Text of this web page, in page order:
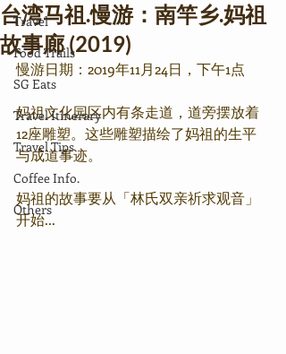
Travel
Food Trails
SG Eats
Travel Itinerary
Travel Tips
Coffee Info.
Others
台湾马祖.慢游：南竿乡.妈祖
故事廊 (2019)
慢游日期：2019年11月24日，下午1点
妈祖文化园区内有条走道，道旁摆放着
12座雕塑。这些雕塑描绘了妈祖的生平
与成道事迹。
妈祖的故事要从「林氏双亲祈求观音」
开始...